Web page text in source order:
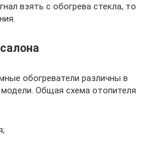
взять с обогрева стекла, то
обогреватели различны в
Общая схема отопителя